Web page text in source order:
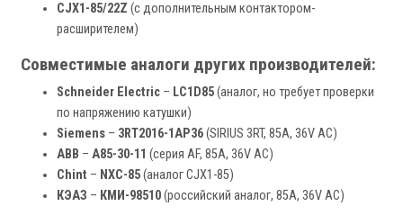
CJX1-85/22Z (с дополнительным контактором-
расширителем)
Совместимые аналоги других производителей:
Schneider Electric – LC1D85(аналог, но требует проверки
по напряжению катушки)
Siemens – 3RT2016-1AP36(SIRIUS 3RT, 85А, 36V AC)
ABB – A85-30-11 (серия AF, 85А, 36V AC)
Chint – NXC-85(аналог CJX1-85)
КЭАЗ – КМИ-98510(российский аналог, 85А, 36V AC)